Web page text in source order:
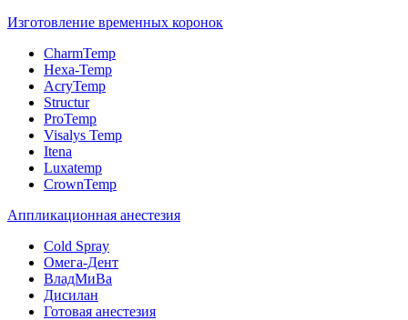
Изготовление временных коронок
CharmTemp
Hexa-Temp
AcryTemp
Structur
ProTemp
Visalys Temp
Itena
Luxatemp
CrownTemp
Аппликационная анестезия
Cold Spray
Омега-Дент
ВладМиВа
Дисилан
Готовая анестезия